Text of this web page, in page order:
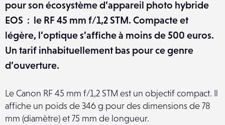
pour son écosystème d’appareil photo hybride
EOS : le RF 45 mm f/1,2 STM. Compacte et
légère, l’optique s’affiche à moins de 500 euros.
Un tarif inhabituellement bas pour ce genre
d’ouverture.
Le Canon RF 45 mm f/1,2 STM est un objectif compact. Il
affiche un poids de 346 g pour des dimensions de 78
mm (diamètre) et 75 mm de longueur.